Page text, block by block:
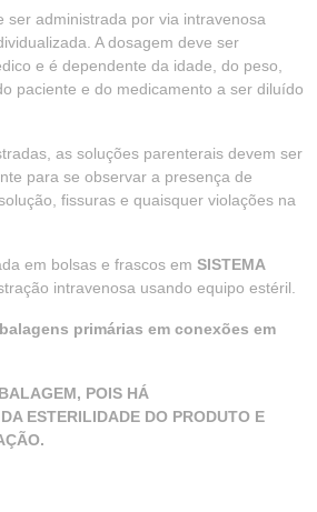
ser administrada por via intravenosa
A dosagem deve ser
e é dependente da idade, do peso,
paciente e do medicamento a ser diluído
as soluções parenterais devem ser
para se observar a presença de
fissuras e quaisquer violações na
em bolsas e frascos em SISTEMA
intravenosa usando equipo estéril.
primárias em conexões em
POIS HÁ
ESTERILIDADE DO PRODUTO E